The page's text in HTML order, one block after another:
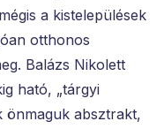
a kistelepülések
otthonos
Balázs Nikolett
ható, „tárgyi
önmaguk absztrakt,